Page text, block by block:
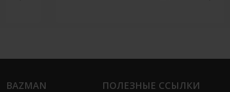
BAZMAN ПОЛЕЗНЫЕ ССЫЛКИ